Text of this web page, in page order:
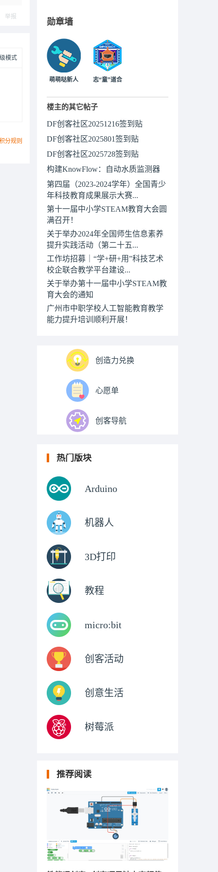
举报
模式
分规则
勋章墙
萌萌哒新人 志“童”道合
楼主的其它帖子
DF创客社区20251216签到贴
DF创客社区2025801签到贴
DF创客社区2025728签到贴
构建KnowFlow：自动水质监测器
第四届（2023-2024学年）全国青少
年科技教育成果展示大赛...
第十一届中小学STEAM教育大会圆
满召开！
关于举办2024年全国师生信息素养
提升实践活动（第二十五...
工作坊招募｜“学+研+用”科技艺术
校企联合教学平台建设...
关于举办第十一届中小学STEAM教
育大会的通知
广州市中职学校人工智能教育教学
能力提升培训顺利开展！
创造力兑换
心愿单
创客导航
热门版块
Arduino
机器人
3D打印
教程
micro:bit
创客活动
创意生活
树莓派
推荐阅读